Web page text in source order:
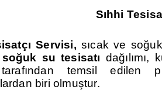
Sıhhi
Servisi,sıcak ve
su tesisatı
temsil edilen
biri olmuştur.